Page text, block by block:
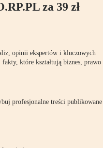
za 39 zł
opinii ekspertów i kluczowych
które kształtują biznes, prawo
profesjonalne treści publikowane